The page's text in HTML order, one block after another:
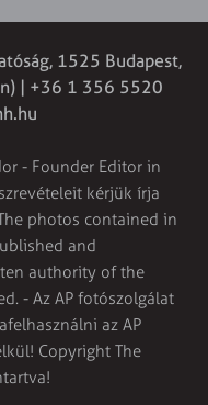
1525 Budapest,
| +36 1 356 5520
- Founder Editor in
kérjük írja
photos contained in
and
authority of the
- Az AP fotószolgálat
az AP
Copyright The